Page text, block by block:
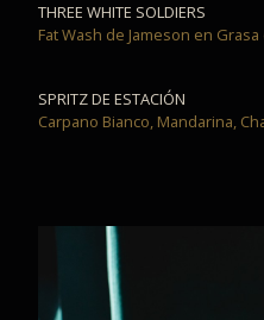
THREE WHITE SOLDIERS
Fat Wash de Jameson en
SPRITZ DE ESTACIÓN
Carpano Bianco, Mandarina,